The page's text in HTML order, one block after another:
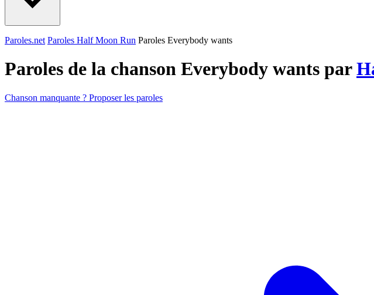
Paroles.net Paroles Half Moon Run Paroles Everybody wants
Paroles de la chanson Everybody wants par
Chanson manquante ? Proposer les paroles